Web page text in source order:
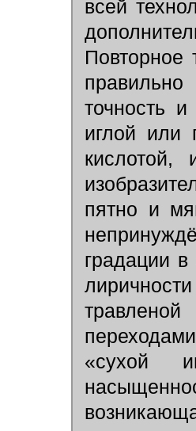
всей
Повторное
точность
иглой или
пятно и
градации
«сухой